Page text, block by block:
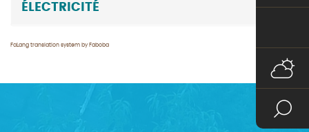
ÉLECTRICITÉ
FaLang translation system by Faboba